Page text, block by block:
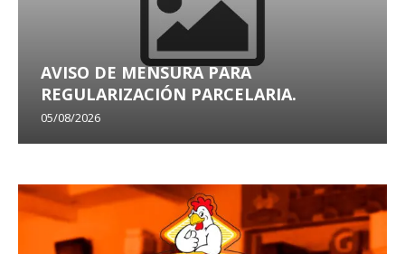
AVISO DE MENSURA PARA
REGULARIZACIÓN PARCELARIA.
05/08/2026